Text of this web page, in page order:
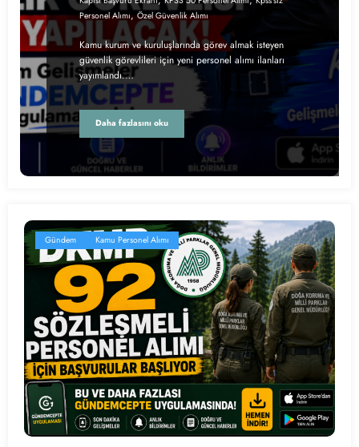
Personel Alımı,Özel Güvenlik Alımı
Kamu kurum ve kuruluşlarında görev almak isteyen
güvenlik görevlileri için yeni personel alımı ilanları
yayımlandı.…
Daha fazlasını oku
Gündem Kamu Personel Alımı